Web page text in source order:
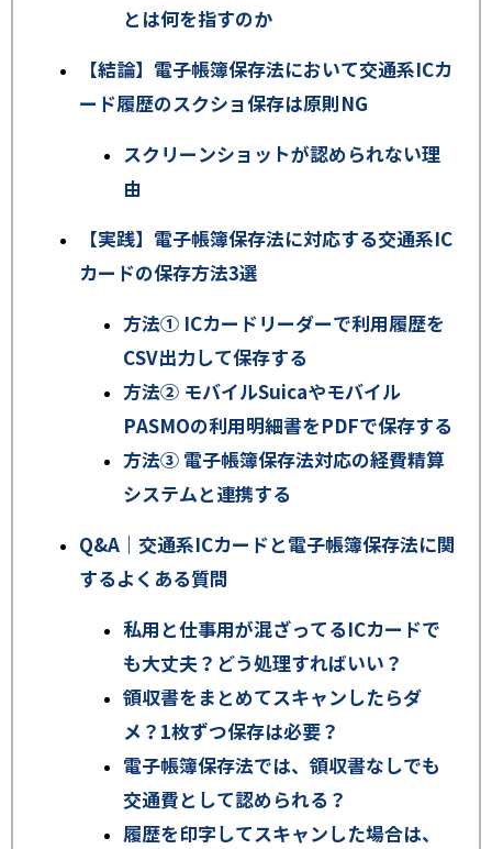
とは何を指すのか
【結論】電子帳簿保存法において交通系ICカ
ード履歴のスクショ保存は原則NG
スクリーンショットが認められない理
由
【実践】電子帳簿保存法に対応する交通系IC
カードの保存方法3選
方法① ICカードリーダーで利用履歴を
CSV出力して保存する
方法② モバイルSuicaやモバイル
PASMOの利用明細書をPDFで保存する
方法③ 電子帳簿保存法対応の経費精算
システムと連携する
Q&A｜交通系ICカードと電子帳簿保存法に関
するよくある質問
私用と仕事用が混ざってるICカードで
も大丈夫？どう処理すればいい？
領収書をまとめてスキャンしたらダ
メ？1枚ずつ保存は必要？
電子帳簿保存法では、領収書なしでも
交通費として認められる？
履歴を印字してスキャンした場合は、